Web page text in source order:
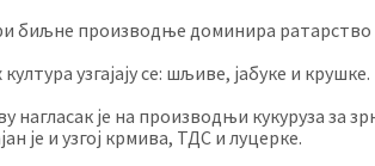
биљне производње доминира ратарство
узгајају се: шљиве, јабуке и крушке.
нагласак је на производњи кукуруза за
је и узгој крмива, ТДС и луцерке.